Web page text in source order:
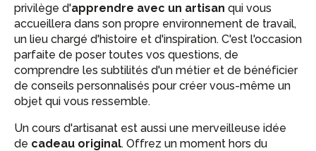
privilège d'apprendre avec un artisan qui vous
accueillera dans son propre environnement de travail,
un lieu chargé d'histoire et d'inspiration. C'est l'occasion
parfaite de poser toutes vos questions, de
comprendre les subtilités d'un métier et de bénéficier
de conseils personnalisés pour créer vous-même un
objet qui vous ressemble.
Un cours d'artisanat est aussi une merveilleuse idée
de cadeau original. Offrez un moment hors du